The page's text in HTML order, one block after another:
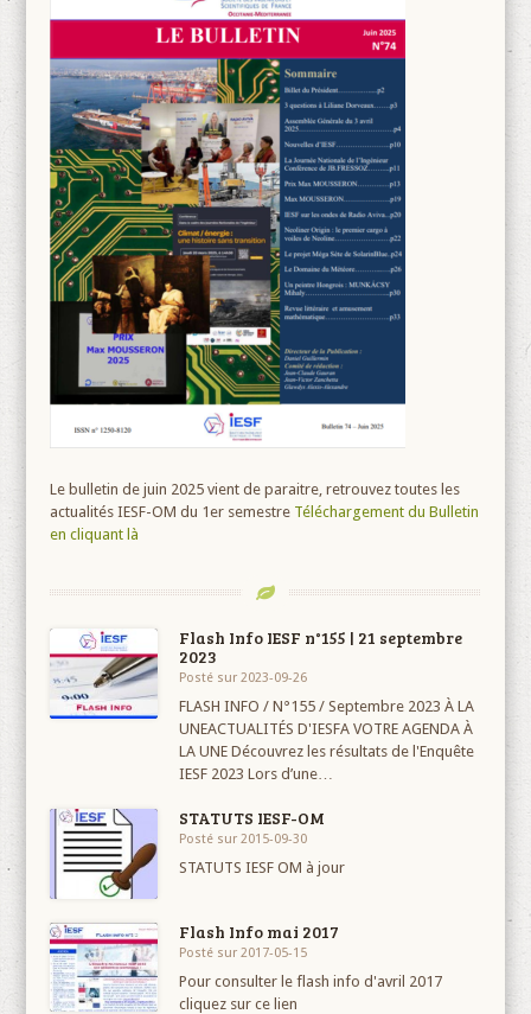
Le bulletin de juin 2025 vient de paraitre, retrouvez toutes les
actualités IESF-OM du 1er semestre Téléchargement du Bulletin
en cliquant là
Flash Info IESF n°155 | 21 septembre
2023
Posté sur 2023-09-26
FLASH INFO / N°155 / Septembre 2023 À LA
UNEACTUALITÉS D'IESFA VOTRE AGENDA À
LA UNE Découvrez les résultats de l'Enquête
IESF 2023 Lors d’une…
STATUTS IESF-OM
Posté sur 2015-09-30
STATUTS IESF OM à jour
Flash Info mai 2017
Posté sur 2017-05-15
Pour consulter le flash info d'avril 2017
cliquez sur ce lien